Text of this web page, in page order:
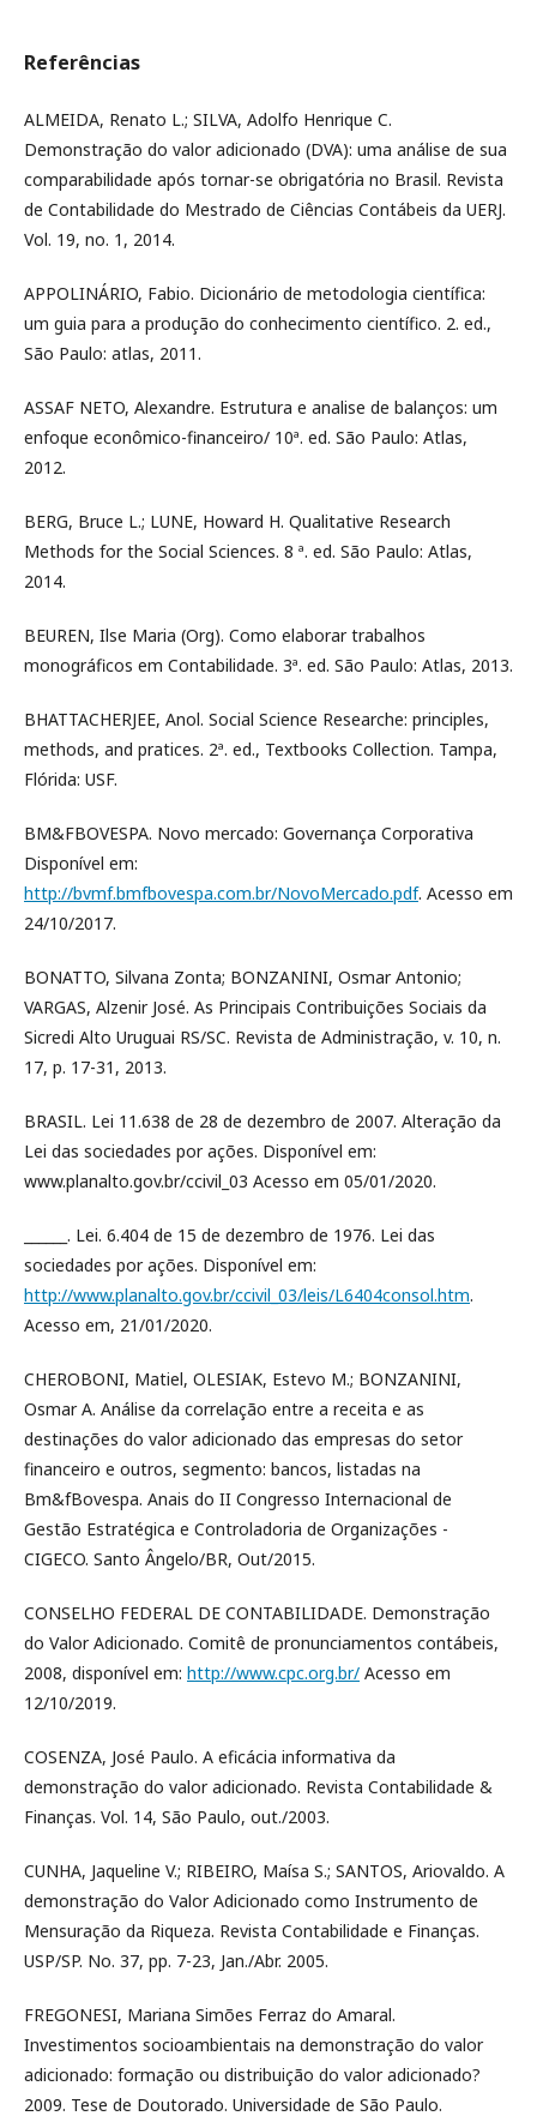
Referências
ALMEIDA, Renato L.; SILVA, Adolfo Henrique C.
Demonstração do valor adicionado (DVA): uma análise de sua
comparabilidade após tornar-se obrigatória no Brasil. Revista
de Contabilidade do Mestrado de Ciências Contábeis da UERJ.
Vol. 19, no. 1, 2014.
APPOLINÁRIO, Fabio. Dicionário de metodologia científica:
um guia para a produção do conhecimento científico. 2. ed.,
São Paulo: atlas, 2011.
ASSAF NETO, Alexandre. Estrutura e analise de balanços: um
enfoque econômico-financeiro/ 10ª. ed. São Paulo: Atlas,
2012.
BERG, Bruce L.; LUNE, Howard H. Qualitative Research
Methods for the Social Sciences. 8 ª. ed. São Paulo: Atlas,
2014.
BEUREN, Ilse Maria (Org). Como elaborar trabalhos
monográficos em Contabilidade. 3ª. ed. São Paulo: Atlas, 2013.
BHATTACHERJEE, Anol. Social Science Researche: principles,
methods, and pratices. 2ª. ed., Textbooks Collection. Tampa,
Flórida: USF.
BM&FBOVESPA. Novo mercado: Governança Corporativa
Disponível em:
http://bvmf.bmfbovespa.com.br/NovoMercado.pdf. Acesso em
24/10/2017.
BONATTO, Silvana Zonta; BONZANINI, Osmar Antonio;
VARGAS, Alzenir José. As Principais Contribuições Sociais da
Sicredi Alto Uruguai RS/SC. Revista de Administração, v. 10, n.
17, p. 17-31, 2013.
BRASIL. Lei 11.638 de 28 de dezembro de 2007. Alteração da
Lei das sociedades por ações. Disponível em:
www.planalto.gov.br/ccivil_03 Acesso em 05/01/2020.
______. Lei. 6.404 de 15 de dezembro de 1976. Lei das
sociedades por ações. Disponível em:
http://www.planalto.gov.br/ccivil_03/leis/L6404consol.htm.
Acesso em, 21/01/2020.
CHEROBONI, Matiel, OLESIAK, Estevo M.; BONZANINI,
Osmar A. Análise da correlação entre a receita e as
destinações do valor adicionado das empresas do setor
financeiro e outros, segmento: bancos, listadas na
Bm&fBovespa. Anais do II Congresso Internacional de
Gestão Estratégica e Controladoria de Organizações -
CIGECO. Santo Ângelo/BR, Out/2015.
CONSELHO FEDERAL DE CONTABILIDADE. Demonstração
do Valor Adicionado. Comitê de pronunciamentos contábeis,
2008, disponível em: http://www.cpc.org.br/ Acesso em
12/10/2019.
COSENZA, José Paulo. A eficácia informativa da
demonstração do valor adicionado. Revista Contabilidade &
Finanças. Vol. 14, São Paulo, out./2003.
CUNHA, Jaqueline V.; RIBEIRO, Maísa S.; SANTOS, Ariovaldo. A
demonstração do Valor Adicionado como Instrumento de
Mensuração da Riqueza. Revista Contabilidade e Finanças.
USP/SP. No. 37, pp. 7-23, Jan./Abr. 2005.
FREGONESI, Mariana Simões Ferraz do Amaral.
Investimentos socioambientais na demonstração do valor
adicionado: formação ou distribuição do valor adicionado?
2009. Tese de Doutorado. Universidade de São Paulo.